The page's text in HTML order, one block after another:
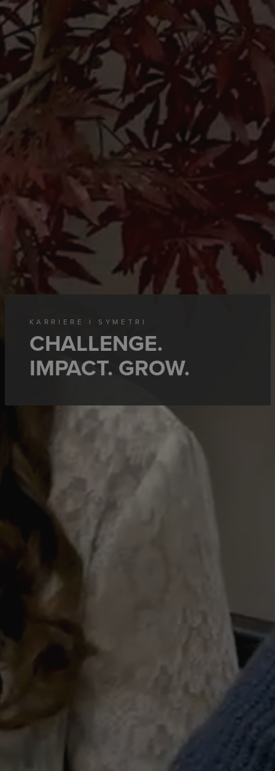
KARRIERE I SYMETRI
CHALLENGE.
IMPACT. GROW.